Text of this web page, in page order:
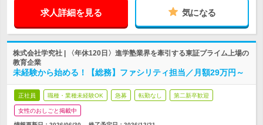
求人詳細を見る 気になる
株式会社学究社 | 〈年休120日〉進学塾業界を牽引する東証プライム上場の
教育企業
未経験から始める！【総務】ファシリティ担当／月額29万円～
正社員 職種・業種未経験OK 急募 転勤なし 第二新卒歓迎
女性のおしごと掲載中